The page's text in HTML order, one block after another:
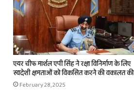
एयर चीफ मार्शल एपी सिंह ने रक्षा विनिर्माण के लिए
स्वदेशी क्षमताओं को विकसित करने की वकालत की
February 28, 2025